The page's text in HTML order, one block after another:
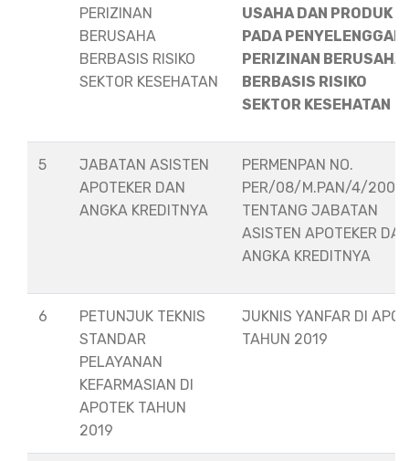
PERIZINAN
BERUSAHA
BERBASIS RISIKO
SEKTOR KESEHATAN
USAHA DAN PRODUK
PADA
PERIZINAN BERUSAHA
BERBASIS RISIKO
SEKTOR KESEHATAN
5
JABATAN ASISTEN
APOTEKER DAN
ANGKA KREDITNYA
PERMENPAN NO.
PER/08/M.PAN/4/2008
TENTANG JABATAN
ASISTEN APOTEKER
ANGKA KREDITNYA
6
PETUNJUK TEKNIS
STANDAR
PELAYANAN
KEFARMASIAN DI
APOTEK TAHUN
2019
JUKNIS YANFAR DI
TAHUN 2019